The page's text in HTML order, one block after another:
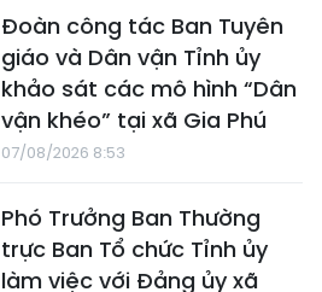
Đoàn công tác Ban Tuyên
giáo và Dân vận Tỉnh ủy
khảo sát các mô hình “Dân
vận khéo” tại xã Gia Phú
07/08/2026 8:53
Phó Trưởng Ban Thường
trực Ban Tổ chức Tỉnh ủy
làm việc với Đảng ủy xã